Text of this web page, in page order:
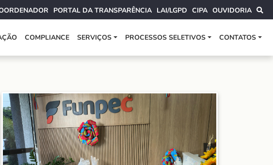
PORTAL DA TRANSPARÊNCIA LAI/LGPD CIPA OUVIDORIA
COMPLIANCE SERVIÇOS PROCESSOS SELETIVOS CONTATOS